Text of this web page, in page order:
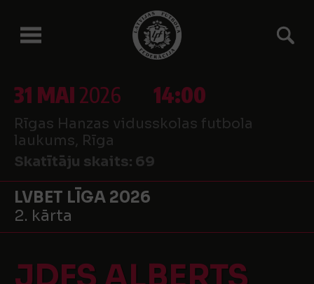
31 MAI2026 14:00
Rīgas Hanzas vidusskolas futbola
laukums, Rīga
Skatītāju skaits: 69
LVBET LĪGA 2026
2. kārta